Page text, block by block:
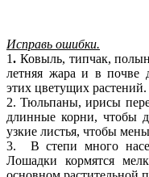
Исправь ошибки.
1. Ковыль, типчак,
летняя жара и в почве
этих цветущих растений.
2. Тюльпаны, ирисы
длинные корни, чтобы
узкие листья, чтобы
3. В степи много
Лошадки кормятся